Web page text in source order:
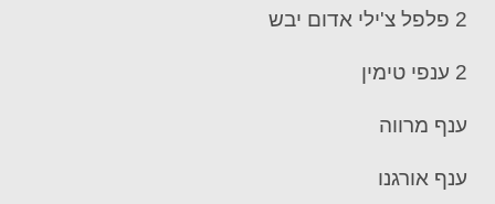
2 פלפל צ'ילי אדום יבש
2 ענפי טימין
ענף מרווה
ענף אורגנו